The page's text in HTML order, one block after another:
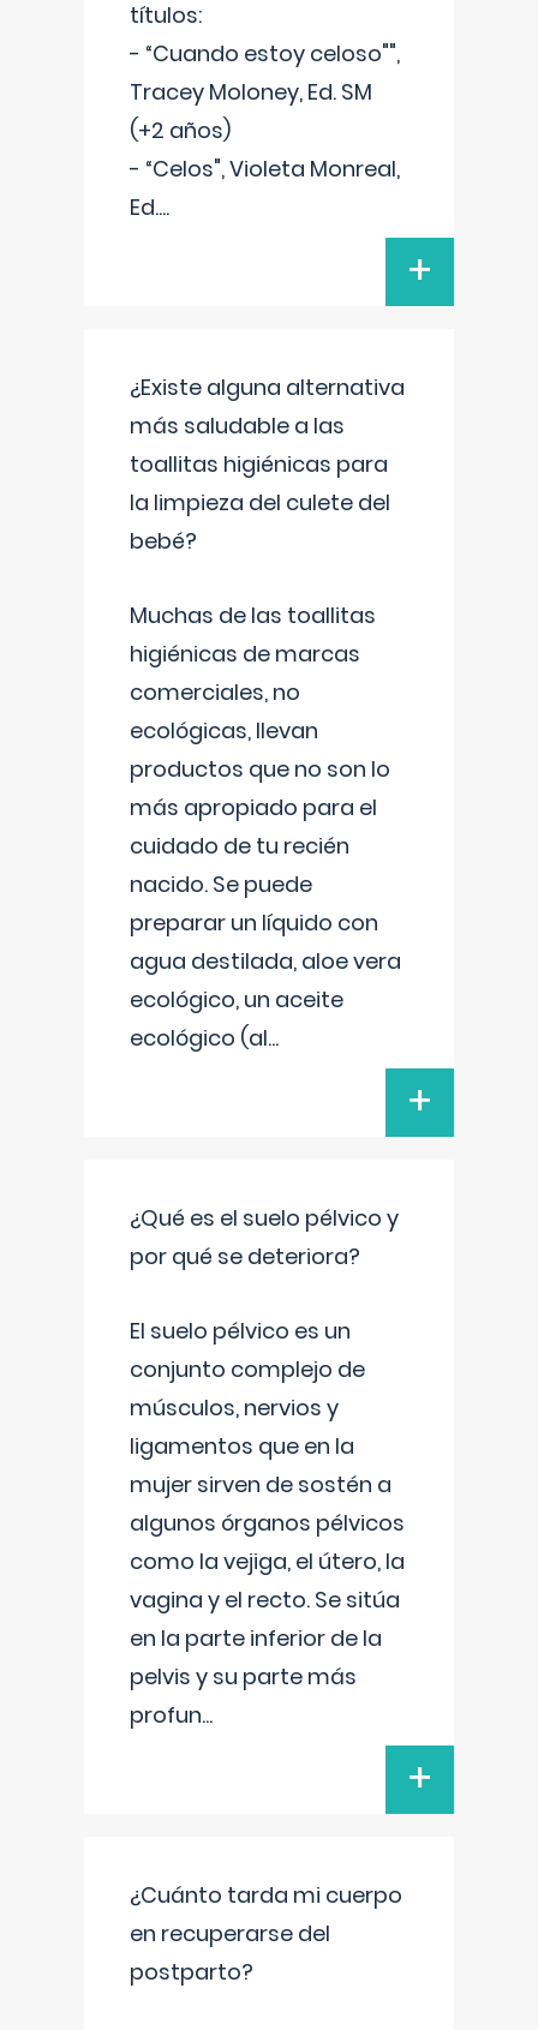
títulos:
- “Cuando estoy celoso"",
Tracey Moloney, Ed. SM
(+2 años)
- “Celos", Violeta Monreal,
Ed....
+
¿Existe alguna alternativa
más saludable a las
toallitas higiénicas para
la limpieza del culete del
bebé?
Muchas de las toallitas
higiénicas de marcas
comerciales, no
ecológicas, llevan
productos que no son lo
más apropiado para el
cuidado de tu recién
nacido. Se puede
preparar un líquido con
agua destilada, aloe vera
ecológico, un aceite
ecológico (al...
+
¿Qué es el suelo pélvico y
por qué se deteriora?
El suelo pélvico es un
conjunto complejo de
músculos, nervios y
ligamentos que en la
mujer sirven de sostén a
algunos órganos pélvicos
como la vejiga, el útero, la
vagina y el recto. Se sitúa
en la parte inferior de la
pelvis y su parte más
profun...
+
¿Cuánto tarda mi cuerpo
en recuperarse del
postparto?